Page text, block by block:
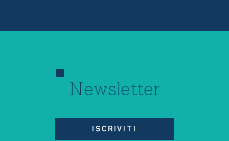
Newsletter
ISCRIVITI